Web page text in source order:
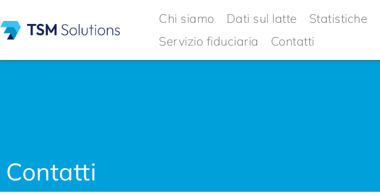
Chi siamo Dati sul latte Statistiche
Servizio fiduciaria
Contatti
Contatti